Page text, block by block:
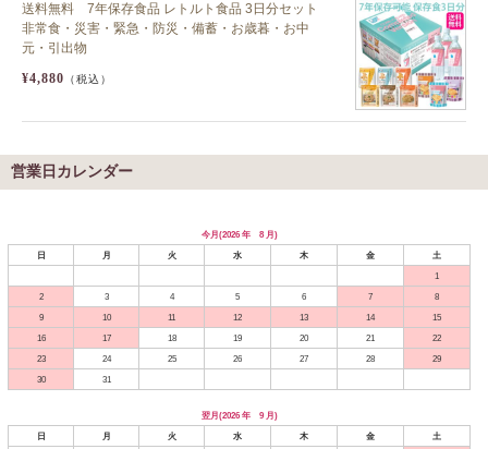
送料無料 7年保存食品 レトルト食品 3日分セット
非常食・災害・緊急・防災・備蓄・お歳暮・お中
元・引出物
¥4,880 （税込）
営業日カレンダー
今月(2026 年 8 月)
日
月 火 水 木 金
土
1
2
3 4 5 6 7
8
9
10 11 12 13 14
15
16
17 18 19 20 21
22
23
24 25 26 27 28
29
30
31
翌月(2026 年 9 月)
日
月 火 水 木 金
土